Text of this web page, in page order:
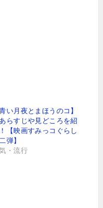
青い月夜とまほうのコ】
らすじや見どころを紹
【映画すみっコぐらし
弾】
・流行